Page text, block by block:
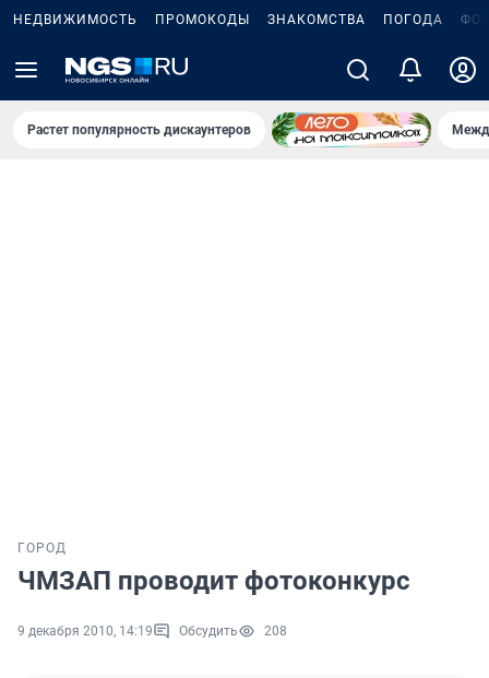
НЕДВИЖИМОСТЬ ПРОМОКОДЫ ЗНАКОМСТВА ПОГОДА
Растет популярность дискаунтеров
ГОРОД
ЧМЗАП проводит фотоконкурс
9 декабря 2010, 14:19 Обсудить 208